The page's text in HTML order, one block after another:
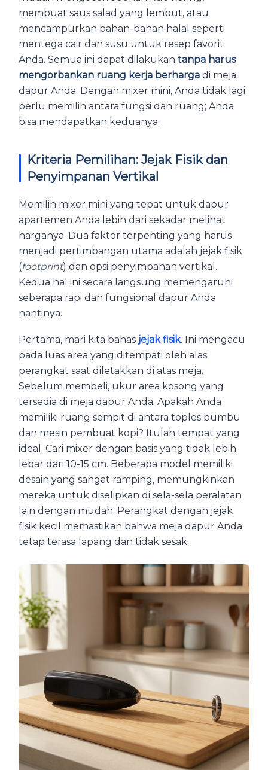
membuat saus salad yang lembut, atau
mencampurkan bahan-bahan halal seperti
mentega cair dan susu untuk resep favorit
Anda. Semua ini dapat dilakukan tanpa harus
mengorbankan ruang kerja berharga di meja
dapur Anda. Dengan mixer mini, Anda tidak lagi
perlu memilih antara fungsi dan ruang; Anda
bisa mendapatkan keduanya.
Kriteria Pemilihan: Jejak Fisik dan
Penyimpanan Vertikal
Memilih mixer mini yang tepat untuk dapur
apartemen Anda lebih dari sekadar melihat
harganya. Dua faktor terpenting yang harus
menjadi pertimbangan utama adalah jejak fisik
(footprint) dan opsi penyimpanan vertikal.
Kedua hal ini secara langsung memengaruhi
seberapa rapi dan fungsional dapur Anda
nantinya.
Pertama, mari kita bahas jejak fisik. Ini mengacu
pada luas area yang ditempati oleh alas
perangkat saat diletakkan di atas meja.
Sebelum membeli, ukur area kosong yang
tersedia di meja dapur Anda. Apakah Anda
memiliki ruang sempit di antara toples bumbu
dan mesin pembuat kopi? Itulah tempat yang
ideal. Cari mixer dengan basis yang tidak lebih
lebar dari 10-15 cm. Beberapa model memiliki
desain yang sangat ramping, memungkinkan
mereka untuk diselipkan di sela-sela peralatan
lain dengan mudah. Perangkat dengan jejak
fisik kecil memastikan bahwa meja dapur Anda
tetap terasa lapang dan tidak sesak.